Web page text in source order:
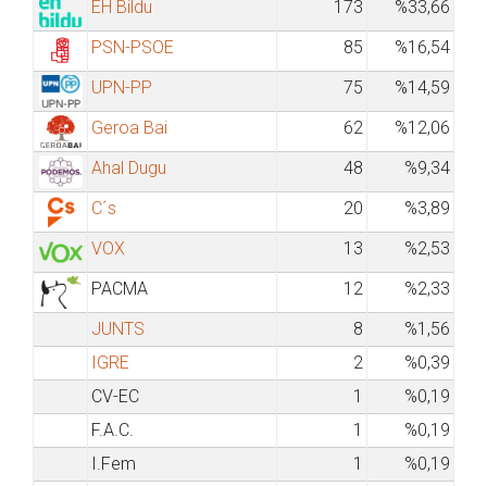
EH Bildu
173
%33,66
PSN-PSOE
85
%16,54
UPN-PP
75
%14,59
Geroa Bai
62
%12,06
Ahal Dugu
48
%9,34
C´s
20
%3,89
VOX
13
%2,53
PACMA
12
%2,33
JUNTS
8
%1,56
IGRE
2
%0,39
CV-EC
1
%0,19
F.A.C.
1
%0,19
I.Fem
1
%0,19